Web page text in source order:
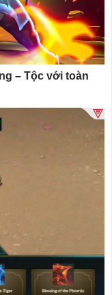
– Tộc với toàn